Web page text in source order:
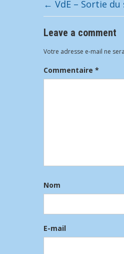
← VdE – Sortie
Leave a comment
Votre adresse e-mail ne
Commentaire *
Nom
E-mail